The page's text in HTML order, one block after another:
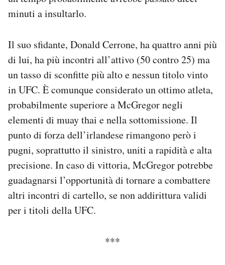
minuti a insultarlo.
Il suo sfidante, Donald Cerrone, ha quattro anni più
di lui, ha più incontri all’attivo (50 contro 25) ma
un tasso di sconfitte più alto e nessun titolo vinto
in UFC. È comunque considerato un ottimo atleta,
probabilmente superiore a McGregor negli
elementi di muay thai e nella sottomissione. Il
punto di forza dell’irlandese rimangono però i
pugni, soprattutto il sinistro, uniti a rapidità e alta
precisione. In caso di vittoria, McGregor potrebbe
guadagnarsi l’opportunità di tornare a combattere
altri incontri di cartello, se non addirittura validi
per i titoli della UFC.
***